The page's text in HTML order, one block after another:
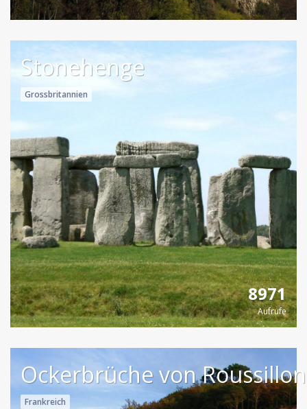
Stonehenge
Grossbritannien
8971
Aufrufe
Ockerbrüche von Roussillon
Frankreich